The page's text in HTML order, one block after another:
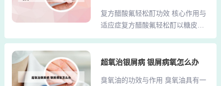
络、软化血管的作用。它还展现出
良好的抗癌效果，对预防某些癌症
有一...
然后贴于患处，用纱布包扎，每天1
次。经过牛皮癣专家实验证明，仙
人掌是可以治牛皮癣的。仙人掌又
人掌性味苦寒、无毒，既可食用，
复方醋酸氟轻松酊功效 核心作用与
适应症复方醋酸氟轻松酊以糖皮质
激素（氟轻松）为核心成分，兼具
轻松酊，通常被称为皮炎宁酊，是
主要适用于神经性皮炎，对于银屑
超氧治银屑病 银屑病氧怎么办
臭氧油的功效与作用 臭氧油具有一